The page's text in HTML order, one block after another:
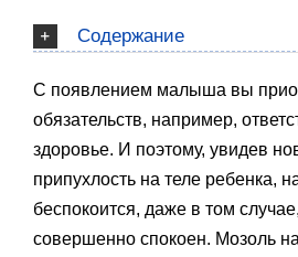
Содержание
С появлением малыша вы
обязательств, например,
здоровье. И поэтому, увидев
припухлость на теле ребенка,
беспокоится, даже в том
совершенно спокоен. Мозоль